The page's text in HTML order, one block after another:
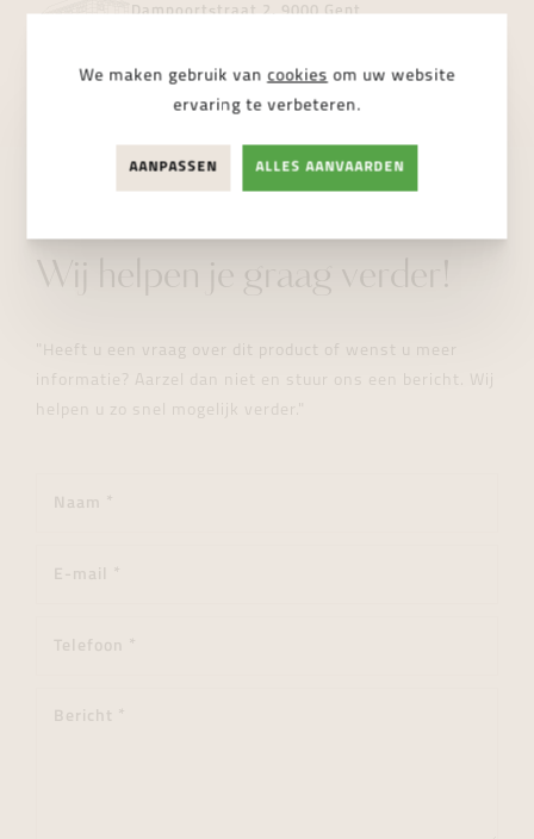
Dampoortstraat 2, 9000 Gent
Wij helpen je graag verder!
"Heeft u een vraag over dit product of wenst u meer
informatie? Aarzel dan niet en stuur ons een bericht. Wij
helpen u zo snel mogelijk verder."
We maken gebruik van cookies om uw website
ervaring te verbeteren.
AANPASSEN ALLES AANVAARDEN